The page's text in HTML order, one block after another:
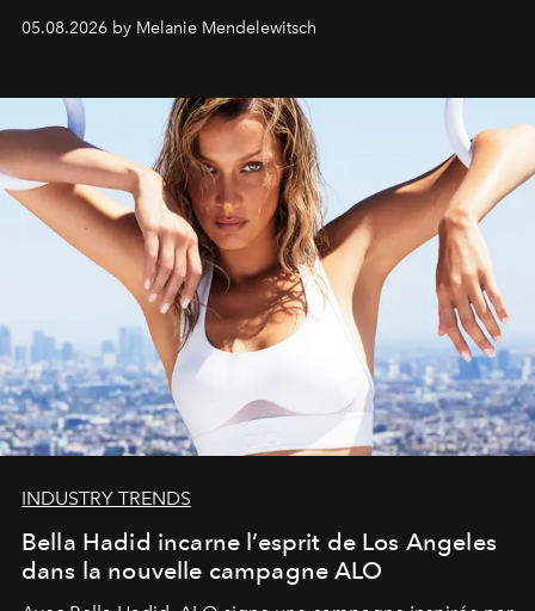
de vivre Romain dans toute son élégance intemporelle.
05.08.2026 by Melanie Mendelewitsch
INDUSTRY TRENDS
Bella Hadid incarne l’esprit de Los Angeles
dans la nouvelle campagne ALO